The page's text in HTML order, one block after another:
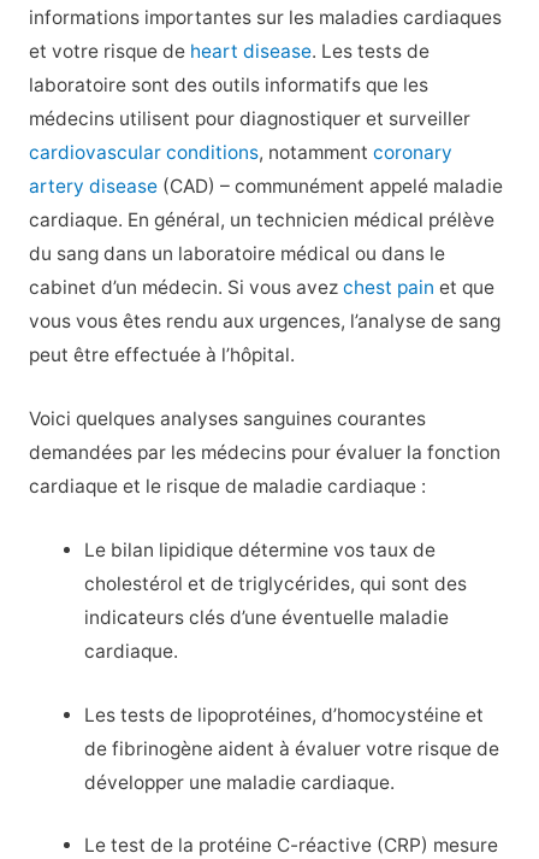
informations importantes sur les maladies cardiaques
et votre risque de heart disease. Les tests de
laboratoire sont des outils informatifs que les
médecins utilisent pour diagnostiquer et surveiller
cardiovascular conditions, notamment coronary
artery disease(CAD) – communément appelé maladie
cardiaque. En général, un technicien médical prélève
du sang dans un laboratoire médical ou dans le
cabinet d’un médecin. Si vous avez chest pain et que
vous vous êtes rendu aux urgences, l’analyse de sang
peut être effectuée à l’hôpital.
Voici quelques analyses sanguines courantes
demandées par les médecins pour évaluer la fonction
cardiaque et le risque de maladie cardiaque :
Le bilan lipidique détermine vos taux de
cholestérol et de triglycérides, qui sont des
indicateurs clés d’une éventuelle maladie
cardiaque.
Les tests de lipoprotéines, d’homocystéine et
de fibrinogène aident à évaluer votre risque de
développer une maladie cardiaque.
Le test de la protéine C-réactive (CRP) mesure